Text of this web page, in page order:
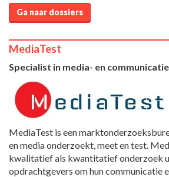
Ga naar dossiers
MediaTest
Specialist in media- en
MediaTest is een
en media onderzoekt, meet en test.
kwalitatief als kwantitatief onderzoek
opdrachtgevers om hun communicatie